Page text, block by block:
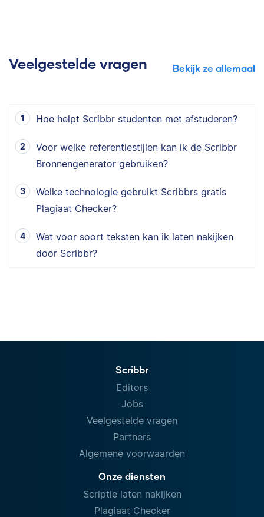
Veelgestelde vragen Bekijk ze allemaal
Hoe helpt Scribbr studenten met afstuderen?
Voor welke referentiestijlen kan ik de Scribbr
Bronnengenerator gebruiken?
Welke technologie gebruikt Scribbrs gratis
Plagiaat Checker?
Wat voor soort teksten kan ik laten nakijken
door Scribbr?
Scribbr
Editors
Jobs
Veelgestelde vragen
Partners
Algemene voorwaarden
Onze diensten
Scriptie laten nakijken
Plagiaat Checker